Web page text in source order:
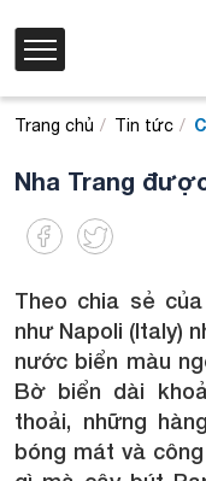
Trang chủ Tin tức
Nha Trang
Theo chia sẻ
như Napoli (Italy)
nước biển màu
Bờ biển dài
thoải, những
bóng mát và